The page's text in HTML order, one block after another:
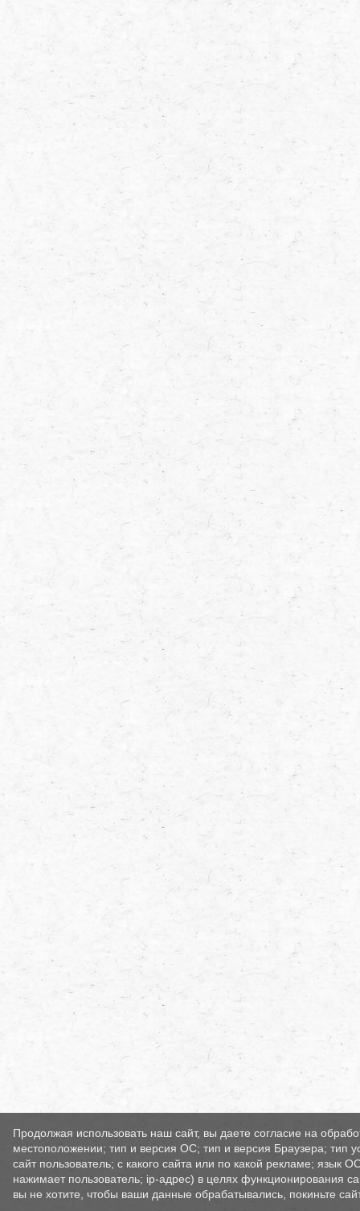
Продолжая использовать наш сайт, вы даете согласие на
местоположении; тип и версия ОС; тип и версия Браузера; тип
сайт пользователь; с какого сайта или по какой рекламе; язык
нажимает пользователь; ip-адрес) в целях функционирования
вы не хотите, чтобы ваши данные обрабатывались, покиньте